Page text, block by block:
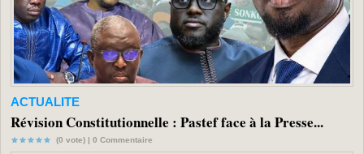
ACTUALITE
Révision Constitutionnelle : Pastef face à la Presse...
(0 vote) | 0 Commentaire